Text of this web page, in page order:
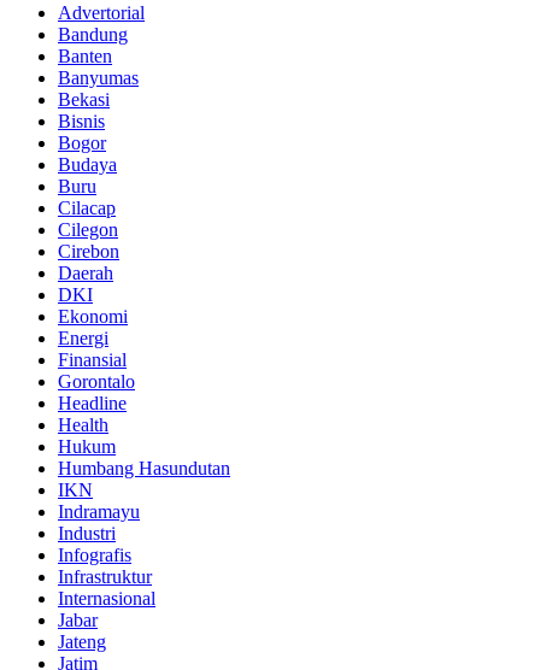
Advertorial
Bandung
Banten
Banyumas
Bekasi
Bisnis
Bogor
Budaya
Buru
Cilacap
Cilegon
Cirebon
Daerah
DKI
Ekonomi
Energi
Finansial
Gorontalo
Headline
Health
Hukum
Humbang Hasundutan
IKN
Indramayu
Industri
Infografis
Infrastruktur
Internasional
Jabar
Jateng
Jatim